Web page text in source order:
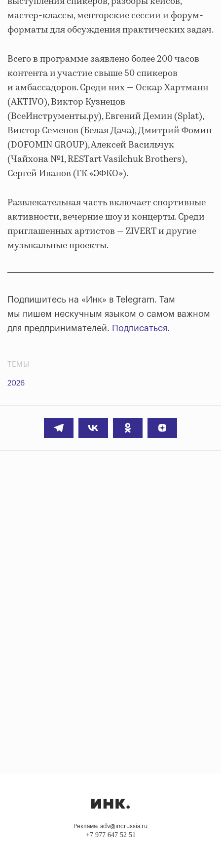
мастер-классы, менторские сессии и форум-
форматы для обсуждения практических задач.
Всего в программе заявлено более 200 часов
контента и участие свыше 50 спикеров
и амбассадоров. Среди них — Оскар Хартманн
(AKTIVO), Виктор Кузнецов
(ВсеИнструменты.ру), Евгений Демин (Splat),
Виктор Семенов (Белая Дача), Дмитрий Фомин
(DOFOMIN GROUP), Алексей Васильчук
(Чайхона №1, RESTart Vasilchuk Brothers),
Сергей Иванов (ГК «ЭФКО»).
Развлекательная часть включает спортивные
активности, вечерние шоу и концерты. Среди
приглашенных артистов — ZIVERT и другие
музыкальные проекты.
Подпишитесь на «Инк» в Telegram. Там
мы пишем нескучным языком о самом важном
для предпринимателей. Подписаться.
ТЕМЫ
2026
Реклама: adv@incrussia.ru
+7 977 647 52 51